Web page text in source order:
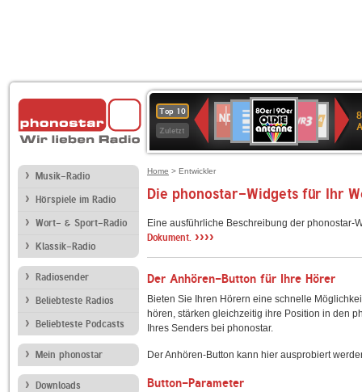
Top 10
Zuletzt
Deutschlandfunk
80er
90er
OLDIE
ANTENNE
SWR3
SWR
Kultur
NDR
2
Musik-Radio
Hörspiele im Radio
Wort- & Sport-Radio
Klassik-Radio
Radiosender
Beliebteste Radios
Beliebteste Podcasts
Mein phonostar
Downloads
Home > Entwickler
Die phonostar-Widgets für Ihr
Eine ausführliche Beschreibung der
Dokument. ››››
Der Anhören-Button für Ihre Hörer
Bieten Sie Ihren Hörern eine schnelle
hören, stärken gleichzeitig ihre Position in den
Ihres Senders bei phonostar.
Der Anhören-Button kann hier ausprobiert
Button-Parameter